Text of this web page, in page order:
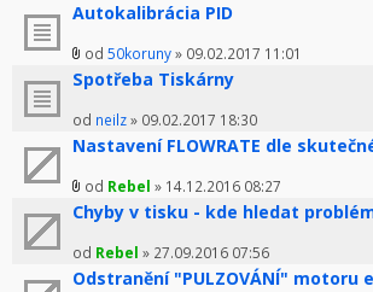
Autokalibrácia PID
od 50koruny» 09.02.2017 11:01
Spotřeba Tiskárny
od neilz» 09.02.2017 18:30
Nastavení FLOWRATE dle
od Rebel » 14.12.2016 08:27
Chyby v tisku - kde hledat
od Rebel » 27.09.2016 07:56
Odstranění "PULZOVÁNÍ" motoru